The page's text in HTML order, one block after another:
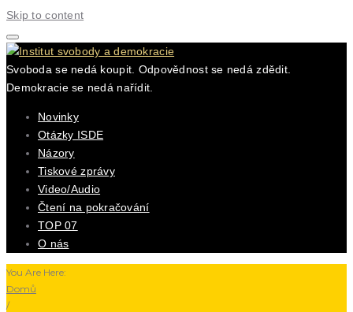
Skip to content
Svoboda se nedá koupit. Odpovědnost se nedá zdědit.
Demokracie se nedá nařídit.
Novinky
Otázky ISDE
Názory
Tiskové zprávy
Video/Audio
Čtení na pokračování
TOP 07
O nás
You Are Here:
Domů
/